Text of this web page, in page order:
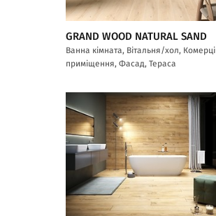
GRAND WOOD NATURAL SAND
Ванна кімната, Вітальня/хол,
приміщення, Фасад, Тераса